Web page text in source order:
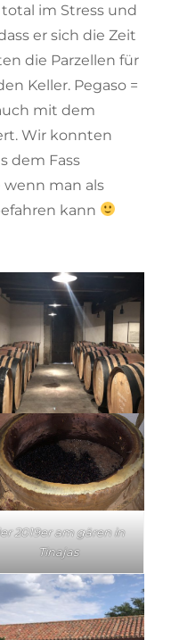
im Stress und
er sich die Zeit
die Parzellen für
Keller. Pegaso =
mit dem
Wir konnten
dem Fass
wenn man als
kann
2019er am gären in
Tinajas